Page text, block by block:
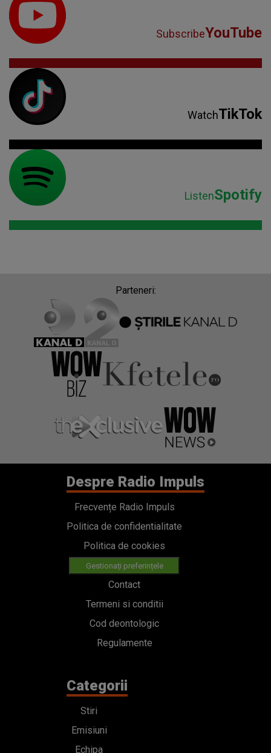
SubscribeYouTube
WatchTikTok
ListenSpotify
Parteneri:
Despre Radio Impuls
Frecvențe Radio Impuls
Politica de confidentialitate
Politica de cookies
Gestionați preferințele
Contact
Termeni si conditii
Cod deontologic
Regulamente
Categorii
Stiri
Emisiuni
Echipa